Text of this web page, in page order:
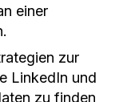
einer
zur
LinkedIn und
zu finden